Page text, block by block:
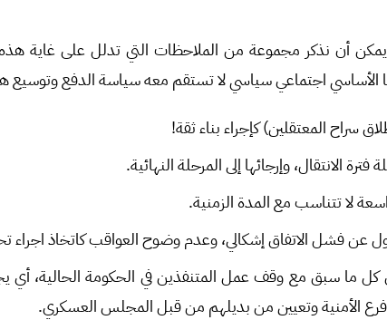
أن نذكر مجموعة من الملاحظات التي تدلل على غاية
اجتماعي سياسي لا تستقم معه سياسة الدفع وتوسيع
سراح المعتقلين) كإجراء بناء ثقة!
الانتقال، وإرجائها إلى المرحلة النهائية.
لا تتناسب مع المدة الزمنية.
عن فشل الاتفاق إشكالي، وعدم وضوح العواقب كاتخاذ اجراء
كل ما سبق مع وقف عمل المتنفذين في الحكومة الحالية،
الأمنية وتعيين من بديلهم من قبل المجلس العسكري.